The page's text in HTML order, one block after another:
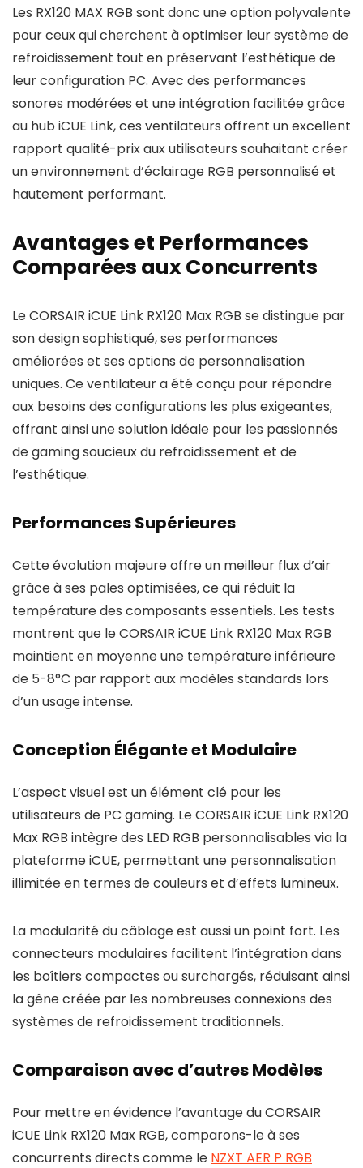
Les RX120 MAX RGB sont donc une option polyvalente
pour ceux qui cherchent à optimiser leur système de
refroidissement tout en préservant l’esthétique de
leur configuration PC. Avec des performances
sonores modérées et une intégration facilitée grâce
au hub iCUE Link, ces ventilateurs offrent un excellent
rapport qualité-prix aux utilisateurs souhaitant créer
un environnement d’éclairage RGB personnalisé et
hautement performant.
Avantages et Performances
Comparées aux Concurrents
Le CORSAIR iCUE Link RX120 Max RGB se distingue par
son design sophistiqué, ses performances
améliorées et ses options de personnalisation
uniques. Ce ventilateur a été conçu pour répondre
aux besoins des configurations les plus exigeantes,
offrant ainsi une solution idéale pour les passionnés
de gaming soucieux du refroidissement et de
l’esthétique.
Performances Supérieures
Cette évolution majeure offre un meilleur flux d’air
grâce à ses pales optimisées, ce qui réduit la
température des composants essentiels. Les tests
montrent que le CORSAIR iCUE Link RX120 Max RGB
maintient en moyenne une température inférieure
de 5-8°C par rapport aux modèles standards lors
d’un usage intense.
Conception Élégante et Modulaire
L’aspect visuel est un élément clé pour les
utilisateurs de PC gaming. Le CORSAIR iCUE Link RX120
Max RGB intègre des LED RGB personnalisables via la
plateforme iCUE, permettant une personnalisation
illimitée en termes de couleurs et d’effets lumineux.
La modularité du câblage est aussi un point fort. Les
connecteurs modulaires facilitent l’intégration dans
les boîtiers compactes ou surchargés, réduisant ainsi
la gêne créée par les nombreuses connexions des
systèmes de refroidissement traditionnels.
Comparaison avec d’autres Modèles
Pour mettre en évidence l’avantage du CORSAIR
iCUE Link RX120 Max RGB, comparons-le à ses
concurrents directs comme le NZXT AER P RGB